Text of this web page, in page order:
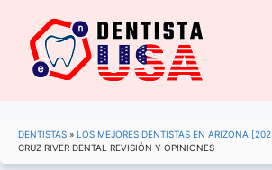
contenido
DENTISTAS » LOS MEJORES DENTISTAS EN ARIZONA
CRUZ RIVER DENTAL REVISIÓN Y OPINIONES